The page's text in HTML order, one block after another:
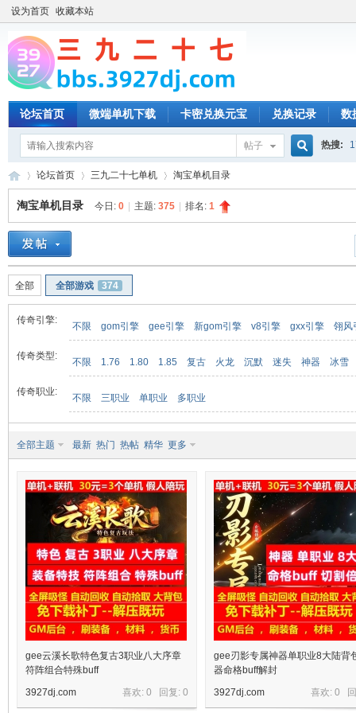
设为首页 收藏本站
论坛首页 微端单机下载 卡密兑换元宝 兑换记录 数
帖子 热搜:
»
论坛首页 三九二十七单机 淘宝单机目录
淘宝单机目录 今日: 0 主题: 375 排名: 1
全部 全部游戏 374
传奇引擎:
不限 gom引擎 gee引擎 新gom引擎 v8引擎 gxx引擎 翎风
传奇类型:
不限 1.76 1.80 1.85 复古 火龙 沉默 迷失 神器 冰雪
传奇职业:
不限 三职业 单职业 多职业
全部主题 最新 热门 热帖 精华 更多
gee云溪长歌特色复古3职业八大序章
符阵组合特殊buff
喜欢: 0 回复: 0
3927dj.com
gee刃影专属神器单职业8大陆背
器命格buff解封
喜欢: 0
3927dj.com